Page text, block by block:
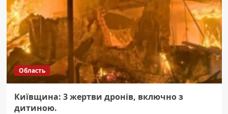
Область
Київщина: 3 жертви дронів, включно з
дитиною.